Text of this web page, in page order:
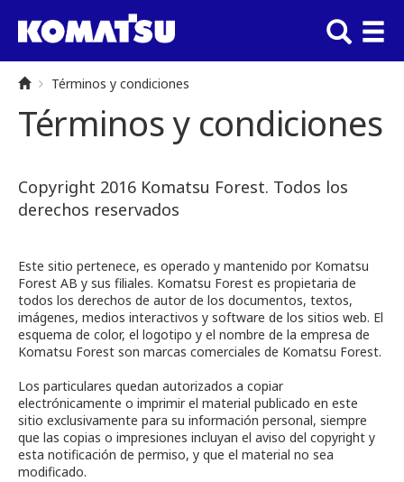
Términos y condiciones
Términos y condiciones
Copyright 2016 Komatsu Forest. Todos los
derechos reservados
Este sitio pertenece, es operado y mantenido por Komatsu
Forest AB y sus filiales. Komatsu Forest es propietaria de
todos los derechos de autor de los documentos, textos,
imágenes, medios interactivos y software de los sitios web. El
esquema de color, el logotipo y el nombre de la empresa de
Komatsu Forest son marcas comerciales de Komatsu Forest.
Los particulares quedan autorizados a copiar
electrónicamente o imprimir el material publicado en este
sitio exclusivamente para su información personal, siempre
que las copias o impresiones incluyan el aviso del copyright y
esta notificación de permiso, y que el material no sea
modificado.